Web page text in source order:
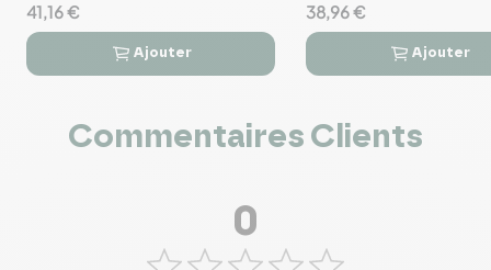
41,16 €
 
Ajouter
38,96 €
 
Ajouter
Commentaires Clients
0